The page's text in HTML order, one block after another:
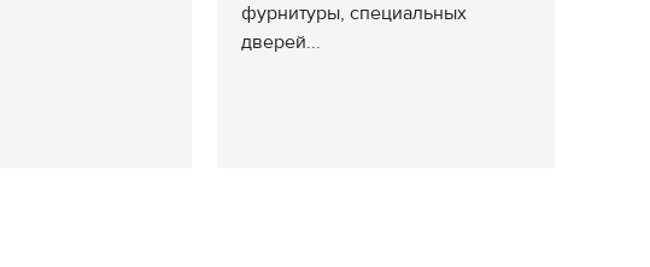
фурнитуры, специальных
дверей...